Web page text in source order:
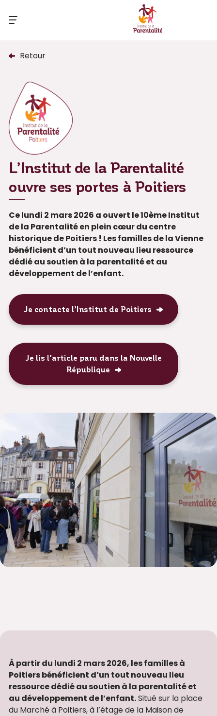
Retour
L’Institut de la Parentalité
ouvre ses portes à Poitiers
Ce lundi 2 mars 2026 a ouvert le 10ème Institut
de la Parentalité en plein cœur du centre
historique de Poitiers ! Les familles de la Vienne
bénéficient d’un tout nouveau lieu ressource
dédié au soutien à la parentalité et au
développement de l’enfant.
Je contacte l’Institut de Poitiers
Je lis l’article paru dans la Nouvelle
République
À partir du lundi 2 mars 2026, les familles à
Poitiers bénéficient d’un tout nouveau lieu
ressource dédié au soutien à la parentalité et
au développement de l’enfant.Situé sur la place
du Marché à Poitiers, à l’étage de la Maison de